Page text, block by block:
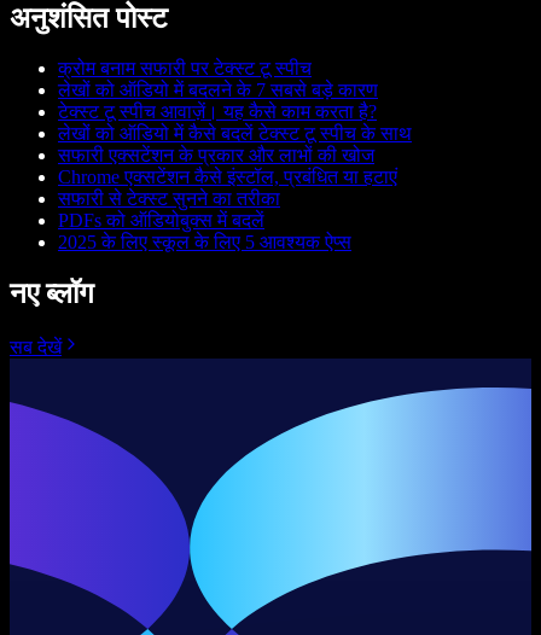
अनुशंसित पोस्ट
क्रोम बनाम सफारी पर टेक्स्ट टू स्पीच
लेखों को ऑडियो में बदलने के 7 सबसे बड़े कारण
टेक्स्ट टू स्पीच आवाज़ें। यह कैसे काम करता है?
लेखों को ऑडियो में कैसे बदलें टेक्स्ट टू स्पीच के साथ
सफारी एक्सटेंशन के प्रकार और लाभों की खोज
Chrome एक्सटेंशन कैसे इंस्टॉल, प्रबंधित या हटाएं
सफारी से टेक्स्ट सुनने का तरीका
PDFs को ऑडियोबुक्स में बदलें
2025 के लिए स्कूल के लिए 5 आवश्यक ऐप्स
नए ब्लॉग
सब देखें